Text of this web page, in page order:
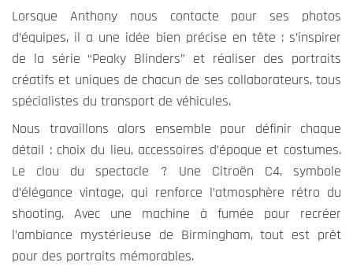
Lorsque Anthony nous contacte pour ses photos
d’équipes, il a une idée bien précise en tête : s’inspirer
de la série “Peaky Blinders” et réaliser des portraits
créatifs et uniques de chacun de ses collaborateurs, tous
spécialistes du transport de véhicules.
Nous travaillons alors ensemble pour définir chaque
détail : choix du lieu, accessoires d’époque et costumes.
Le clou du spectacle ? Une Citroën C4, symbole
d’élégance vintage, qui renforce l’atmosphère rétro du
shooting. Avec une machine à fumée pour recréer
l’ambiance mystérieuse de Birmingham, tout est prêt
pour des portraits mémorables.
Obligatoire
Ces cookies
ne sont pas
optionnels
et
aux
fonctions
vitales du
site